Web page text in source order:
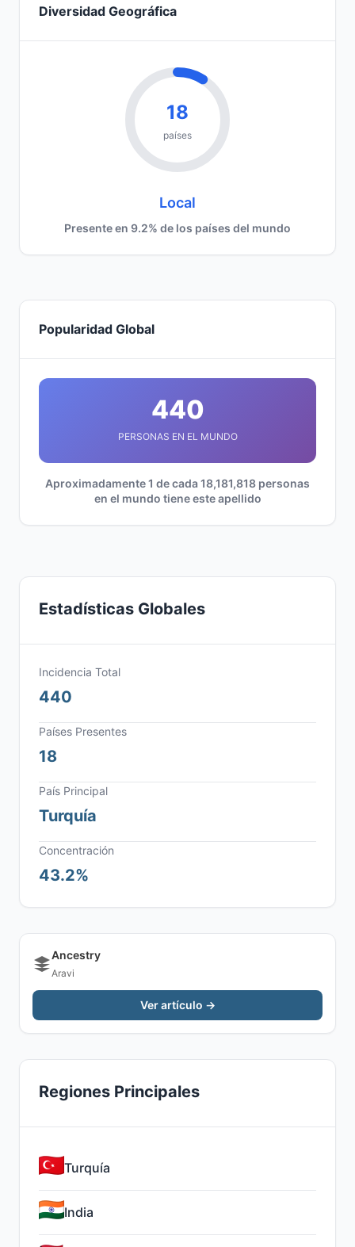
Diversidad Geográfica
18
países
Local
Presente en 9.2% de los países del mundo
Popularidad Global
440
PERSONAS EN EL MUNDO
Aproximadamente 1 de cada 18,181,818 personas
en el mundo tiene este apellido
Estadísticas Globales
Incidencia Total
440
Países Presentes
18
País Principal
Turquía
Concentración
43.2%
Ancestry
Aravi
Ver artículo →
Regiones Principales
Turquía
India